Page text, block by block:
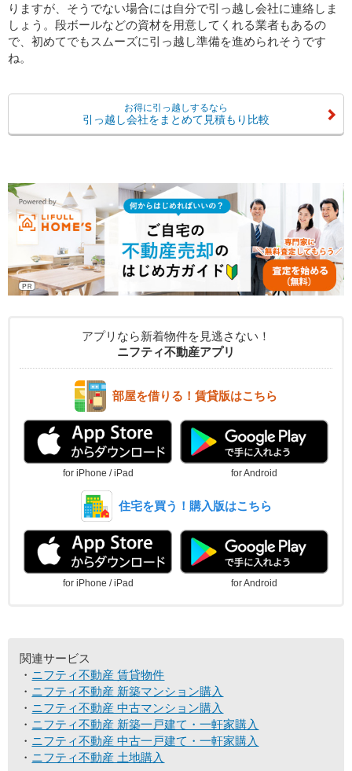
りますが、そうでない場合には自分で引っ越し会社に連絡しま
しょう。段ボールなどの資材を用意してくれる業者もあるの
で、初めてでもスムーズに引っ越し準備を進められそうです
ね。
お得に引っ越しするなら
引っ越し会社をまとめて見積もり比較
アプリなら新着物件を見逃さない！
ニフティ不動産アプリ
部屋を借りる！賃貸版はこちら
for iPhone / iPad for Android
住宅を買う！購入版はこちら
for iPhone / iPad for Android
関連サービス
ニフティ不動産 賃貸物件
ニフティ不動産 新築マンション購入
ニフティ不動産 中古マンション購入
ニフティ不動産 新築一戸建て・一軒家購入
ニフティ不動産 中古一戸建て・一軒家購入
ニフティ不動産 土地購入